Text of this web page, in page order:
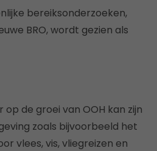
bereiksonderzoeken,
BRO, wordt gezien als
de groei van OOH kan zijn
zoals bijvoorbeeld het
vlees, vis, vliegreizen en